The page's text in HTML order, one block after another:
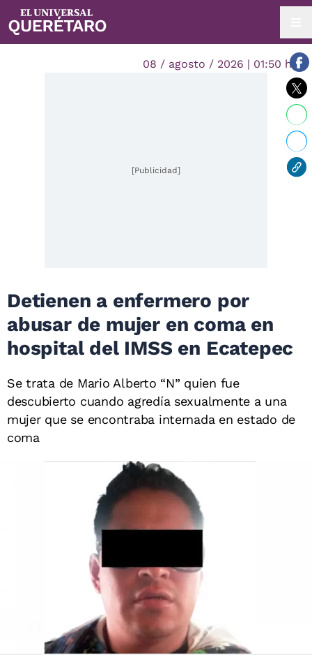
08 / agosto / 2026 | 01:50 hrs.
[Publicidad]
Detienen a enfermero por
abusar de mujer en coma en
hospital del IMSS en Ecatepec
Se trata de Mario Alberto “N” quien fue
descubierto cuando agredía sexualmente a una
mujer que se encontraba internada en estado de
coma